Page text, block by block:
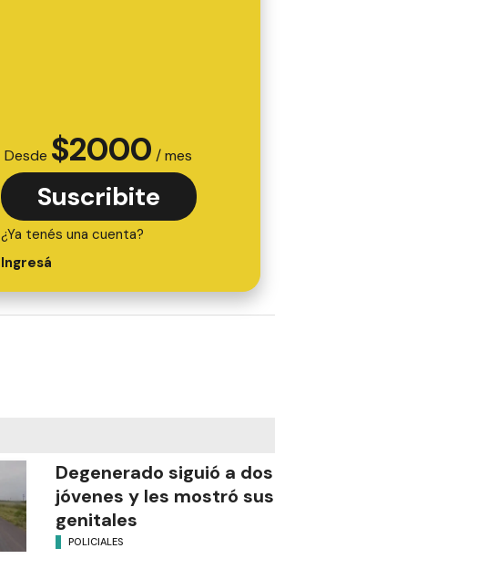
Desde $2000 / mes
Suscribite
¿Ya tenés una cuenta?
Ingresá
Degenerado siguió a dos
jóvenes y les mostró sus
genitales
POLICIALES